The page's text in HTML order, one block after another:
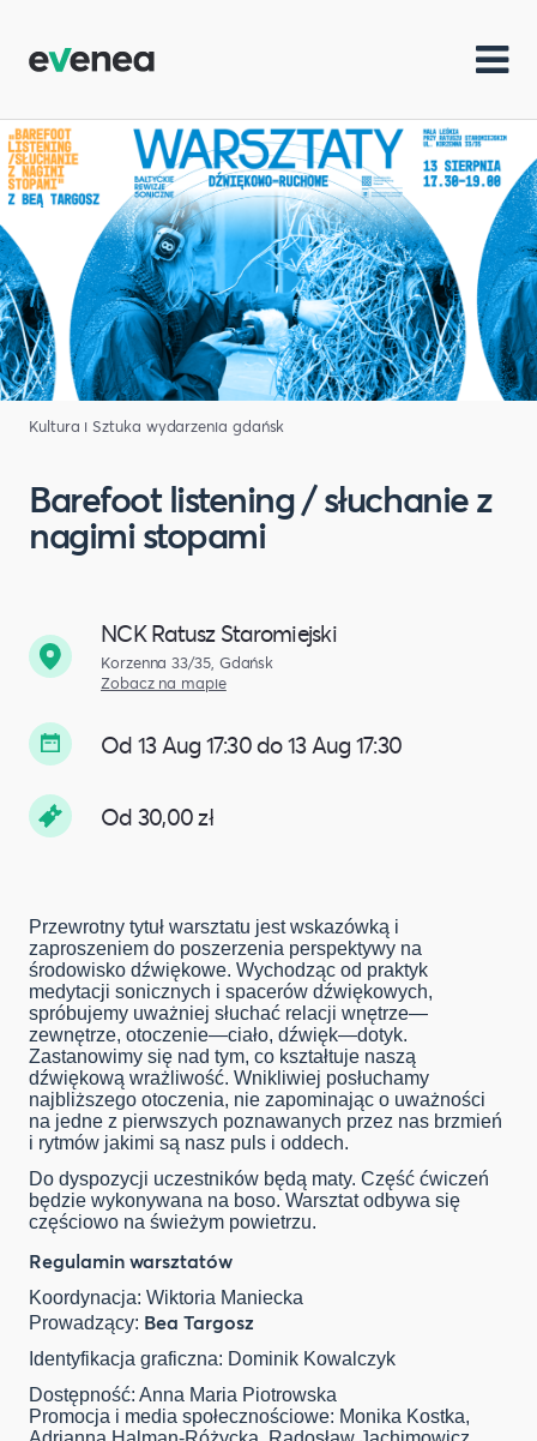
Kultura i Sztuka wydarzenia gdańsk
Barefoot listening / słuchanie z
nagimi stopami
NCK Ratusz Staromiejski
Korzenna 33/35, Gdańsk
Zobacz na mapie
Od 13 Aug 17:30 do 13 Aug 17:30
Od 30,00 zł
Przewrotny tytuł warsztatu jest wskazówką i
zaproszeniem do poszerzenia perspektywy na
środowisko dźwiękowe. Wychodząc od praktyk
medytacji sonicznych i spacerów dźwiękowych,
spróbujemy uważniej słuchać relacji wnętrze—
zewnętrze, otoczenie—ciało, dźwięk—dotyk.
Zastanowimy się nad tym, co kształtuje naszą
dźwiękową wrażliwość. Wnikliwiej posłuchamy
najbliższego otoczenia, nie zapominając o uważności
na jedne z pierwszych poznawanych przez nas brzmień
i rytmów jakimi są nasz puls i oddech.
Do dyspozycji uczestników będą maty. Część ćwiczeń
będzie wykonywana na boso. Warsztat odbywa się
częściowo na świeżym powietrzu.
Regulamin warsztatów
Koordynacja: Wiktoria Maniecka
Prowadzący: Bea Targosz
Identyfikacja graficzna: Dominik Kowalczyk
Dostępność: Anna Maria Piotrowska
Promocja i media społecznościowe: Monika Kostka,